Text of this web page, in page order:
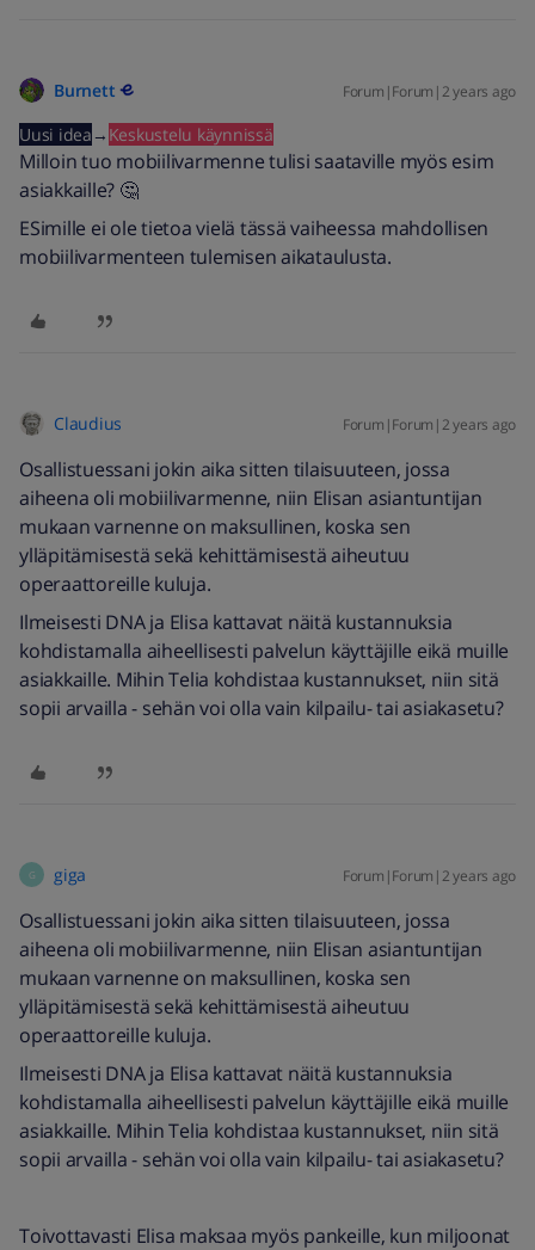
Burnett Forum|Forum|2 years ago
Uusi idea → Keskustelu käynnissä
Milloin tuo mobiilivarmenne tulisi saataville myös esim
asiakkaille? 🤔
ESimille ei ole tietoa vielä tässä vaiheessa mahdollisen
mobiilivarmenteen tulemisen aikataulusta.
Claudius Forum|Forum|2 years ago
Osallistuessani jokin aika sitten tilaisuuteen, jossa
aiheena oli mobiilivarmenne, niin Elisan asiantuntijan
mukaan varnenne on maksullinen, koska sen
ylläpitämisestä sekä kehittämisestä aiheutuu
operaattoreille kuluja.
Ilmeisesti DNA ja Elisa kattavat näitä kustannuksia
kohdistamalla aiheellisesti palvelun käyttäjille eikä muille
asiakkaille. Mihin Telia kohdistaa kustannukset, niin sitä
sopii arvailla - sehän voi olla vain kilpailu- tai asiakasetu?
G giga Forum|Forum|2 years ago
Osallistuessani jokin aika sitten tilaisuuteen, jossa
aiheena oli mobiilivarmenne, niin Elisan asiantuntijan
mukaan varnenne on maksullinen, koska sen
ylläpitämisestä sekä kehittämisestä aiheutuu
operaattoreille kuluja.
Ilmeisesti DNA ja Elisa kattavat näitä kustannuksia
kohdistamalla aiheellisesti palvelun käyttäjille eikä muille
asiakkaille. Mihin Telia kohdistaa kustannukset, niin sitä
sopii arvailla - sehän voi olla vain kilpailu- tai asiakasetu?
Toivottavasti Elisa maksaa myös pankeille, kun miljoonat